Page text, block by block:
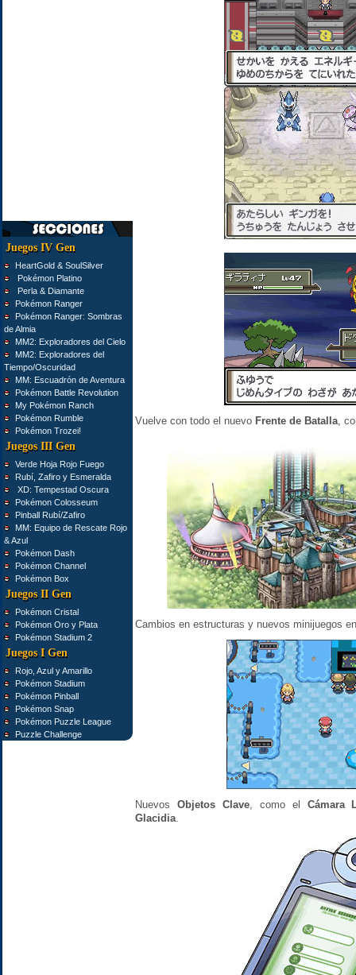
Juegos IV Gen
HeartGold & SoulSilver
Pokémon Platino
Perla & Diamante
Pokémon Ranger
Pokémon Ranger: Sombras
de Almia
MM2: Exploradores del Cielo
MM2: Exploradores del
Tiempo/Oscuridad
MM: Escuadrón de Aventura
Pokémon Battle Revolution
My Pokémon Ranch
Pokémon Rumble
Pokémon Trozei!
Juegos III Gen
Verde Hoja Rojo Fuego
Rubí, Zafiro y Esmeralda
XD: Tempestad Oscura
Pokémon Colosseum
Pinball Rubí/Zafiro
MM: Equipo de Rescate Rojo
& Azul
Pokémon Dash
Pokémon Channel
Pokémon Box
Juegos II Gen
Pokémon Cristal
Pokémon Oro y Plata
Pokémon Stadium 2
Juegos I Gen
Rojo, Azul y Amarillo
Pokémon Stadium
Pokémon Pinball
Pokémon Snap
Pokémon Puzzle League
Puzzle Challenge
Vuelve con todo el nuevo Frente de Batalla,
Cambios en estructuras y nuevos minijuegos
Nuevos Objetos Clave, como el Cámara
Glacidia.